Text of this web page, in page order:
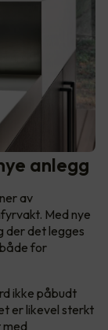
anlegg
av
Med nye
der det legges
for
ikke påbudt
er likevel sterkt